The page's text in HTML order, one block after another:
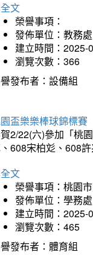
文
榮譽事項：
發佈單位：教務處
建立時間：2025-
瀏覽次數：366
發布者：設備組
盃樂樂棒球錦標賽
2/22(六)參加「桃
608宋柏彣、608
文
榮譽事項：桃園
發佈單位：學務處
建立時間：2025-
瀏覽次數：465
發布者：體育組